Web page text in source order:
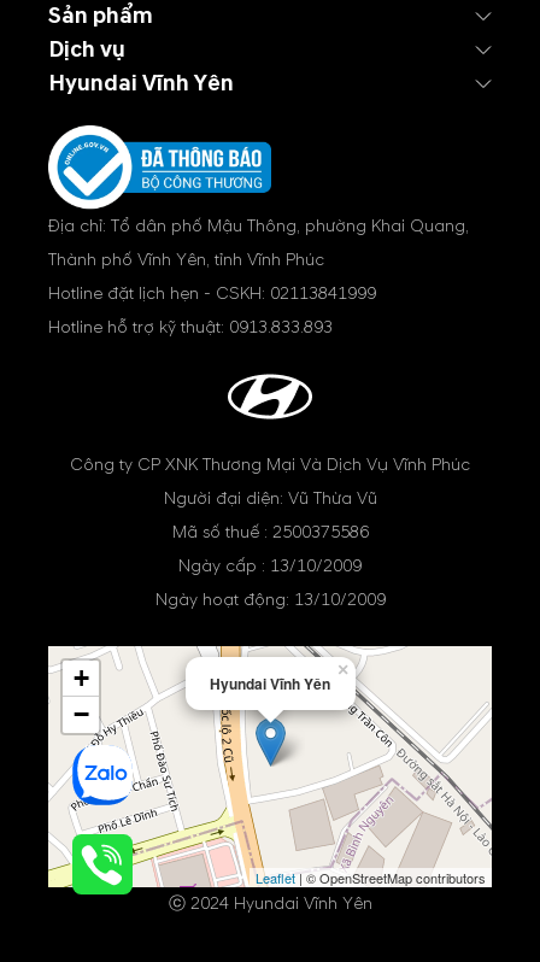
Sản phẩm
Dịch vụ
Hyundai Vĩnh Yên
Địa chỉ: Tổ dân phố Mậu Thông, phường Khai Quang,
Thành phố Vĩnh Yên, tỉnh Vĩnh Phúc
Hotline đặt lịch hẹn - CSKH: 02113841999
Hotline hỗ trợ kỹ thuật: 0913.833.893
Công ty CP XNK Thương Mại Và Dịch Vụ Vĩnh Phúc
Người đại diện: Vũ Thừa Vũ
Mã số thuế : 2500375586
Ngày cấp : 13/10/2009
Ngày hoạt động: 13/10/2009
Hyundai Vĩnh Yên
×
+
−
Leaflet| © OpenStreetMap contributors
ⓒ 2024 Hyundai Vĩnh Yên